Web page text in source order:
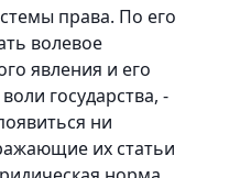
права. По его
волевое
явления и его
государства, -
ни
их статьи